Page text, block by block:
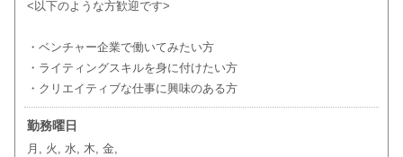
<以下のような方歓迎です>
・ベンチャー企業で働いてみたい方
・ライティングスキルを身に付けたい方
・クリエイティブな仕事に興味のある方
勤務曜日
月, 火, 水, 木, 金,